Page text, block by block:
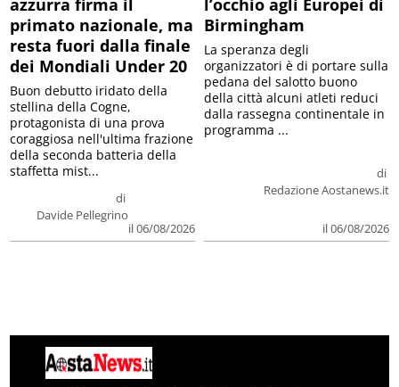
azzurra firma il
primato nazionale, ma
resta fuori dalla finale
dei Mondiali Under 20
di
Davide Pellegrino
il 06/08/2026
Buon debutto iridato della
stellina della Cogne,
protagonista di una prova
coraggiosa nell'ultima frazione
della seconda batteria della
staffetta mist...
l’occhio agli Europei di
Birmingham
di
Redazione Aostanews.it
il 06/08/2026
La speranza degli
organizzatori è di portare sulla
pedana del salotto buono
della città alcuni atleti reduci
dalla rassegna continentale in
programma ...